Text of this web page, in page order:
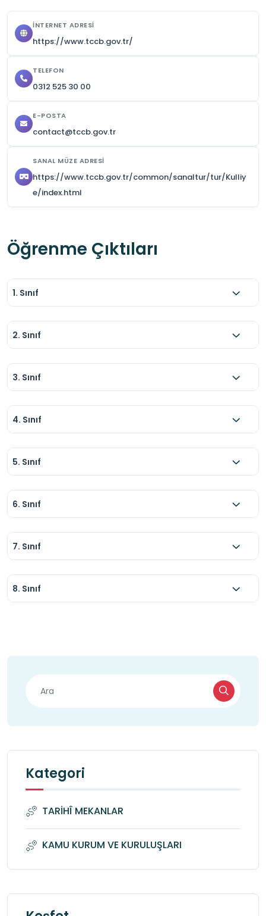
bulunduğu ana binanın zemin katı ve Beştepe
Ziyaret saatleri ve zamanları ile ilgili iletişime
geçilip randevu alınmalıdır.
İNTERNET ADRESI
https://www.tccb.gov.tr/
TELEFON
0312 525 30 00
E-POSTA
contact@tccb.gov.tr
SANAL MÜZE ADRESI
https://www.tccb.gov.tr/common/sanaltur/tur/Kulliy
e/index.html
Öğrenme Çıktıları
1. Sınıf
2. Sınıf
3. Sınıf
4. Sınıf
5. Sınıf
6. Sınıf
7. Sınıf
8. Sınıf
Kategori
TARİHÎ MEKANLAR
KAMU KURUM VE KURULUŞLARI